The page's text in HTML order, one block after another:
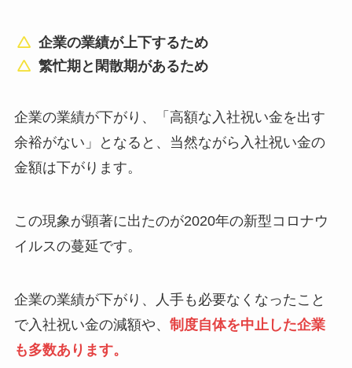
企業の業績が上下するため
繁忙期と閑散期があるため
企業の業績が下がり、「高額な入社祝い金を出す
余裕がない」となると、当然ながら入社祝い金の
金額は下がります。
この現象が顕著に出たのが2020年の新型コロナウ
イルスの蔓延です。
企業の業績が下がり、人手も必要なくなったこと
で入社祝い金の減額や、 制度自体を中止した企業
も多数あります。